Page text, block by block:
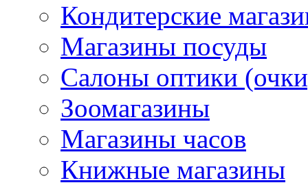
Кондитерские
Магазины посуды
Салоны оптики
Зоомагазины
Магазины часов
Книжные магазины